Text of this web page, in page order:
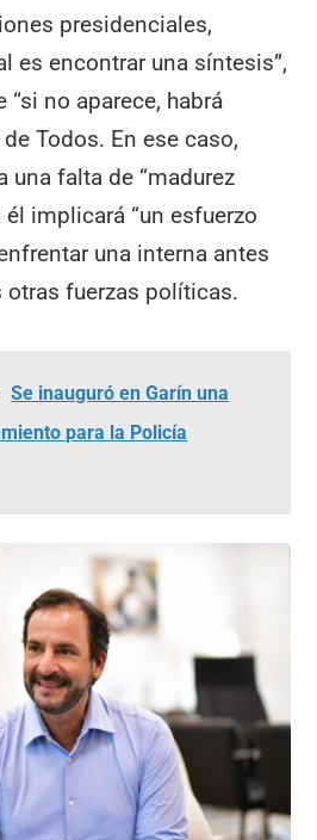
presidenciales,
es encontrar una síntesis”,
“si no aparece, habrá
de Todos. En ese caso,
una falta de “madurez
él implicará “un esfuerzo
una interna antes
fuerzas políticas.
Se inauguró en Garín una
para la Policía